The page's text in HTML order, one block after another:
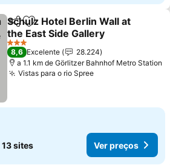
PartilharAdicionar aos favoritos
Schulz Hotel Berlin Wall at
the East Side Gallery
3 Estrelas
8,6 Excelente
28.224
a 1.1 km de Görlitzer Bahnhof Metro Station
Vistas para o rio Spree
13 sites Ver preços